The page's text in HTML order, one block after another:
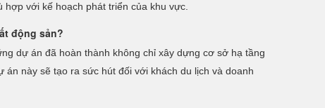
với kế hoạch phát triển của khu vực.
động sản?
dự án đã hoàn thành không chỉ xây dựng cơ sở hạ tầng
này sẽ tạo ra sức hút đối với khách du lịch và doanh